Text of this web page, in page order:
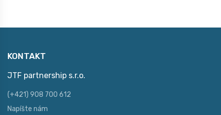
KONTAKT
JTF partnership s.r.o.
(+421) 908 700 612
Napíšte nám